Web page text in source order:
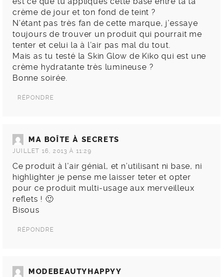
crème de jour et ton fond de teint ?
N’étant pas très fan de cette marque, j’essaye
toujours de trouver un produit qui pourrait me
tenter et celui la à l’air pas mal du tout.
Mais as tu testé la Skin Glow de Kiko qui est une
crème hydratante très lumineuse ?
Bonne soirée.
RÉPONDRE
MA BOÎTE À SECRETS
JUILLET 16, 2013 À 11:29
Ce produit à l’air génial, et n’utilisant ni base, ni
highlighter je pense me laisser teter et opter
pour ce produit multi-usage aux merveilleux
reflets ! 🙂
Bisous
RÉPONDRE
MODEBEAUTYHAPPYY